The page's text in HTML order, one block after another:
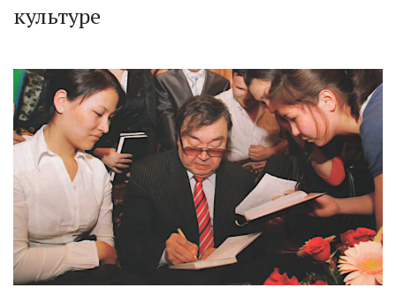
культуре